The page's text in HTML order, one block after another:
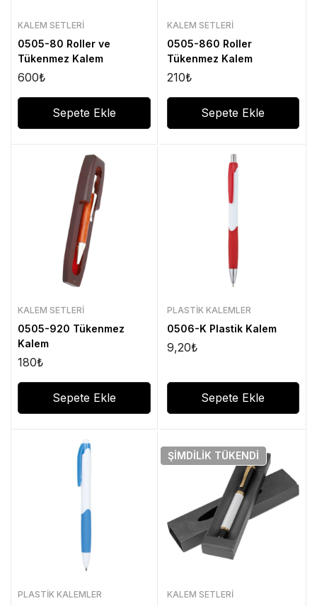
KALEM SETLERI
0505-80 Roller ve
Tükenmez Kalem
600₺
Sepete Ekle
KALEM SETLERI
0505-860 Roller
Tükenmez Kalem
210₺
Sepete Ekle
KALEM SETLERI
0505-920 Tükenmez
Kalem
180₺
Sepete Ekle
PLASTIK KALEMLER
0506-K Plastik Kalem
9,20₺
Sepete Ekle
PLASTIK KALEMLER
ŞIMDILIK TÜKENDI
KALEM SETLERI